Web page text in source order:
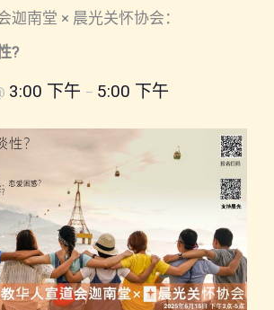
迦南堂 × 晨光关怀协会：
?
3:00 下午 – 5:00 下午